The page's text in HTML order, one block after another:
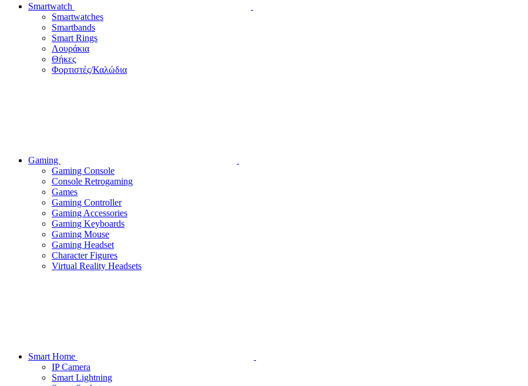
Smartwatch
Smartwatches
Smartbands
Smart Rings
Λουράκια
Θήκες
Φορτιστές/Καλώδια
Gaming
Gaming Console
Console Retrogaming
Games
Gaming Controller
Gaming Accessories
Gaming Keyboards
Gaming Mouse
Gaming Headset
Character Figures
Virtual Reality Headsets
Smart Home
IP Camera
Smart Lightning